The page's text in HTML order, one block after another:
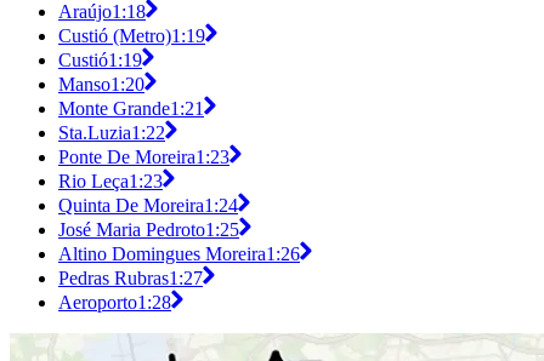
Araújo1:18
Custió (Metro)1:19
Custió1:19
Manso1:20
Monte Grande1:21
Sta.Luzia1:22
Ponte De Moreira1:23
Rio Leça1:23
Quinta De Moreira1:24
José Maria Pedroto1:25
Altino Domingues Moreira1:26
Pedras Rubras1:27
Aeroporto1:28